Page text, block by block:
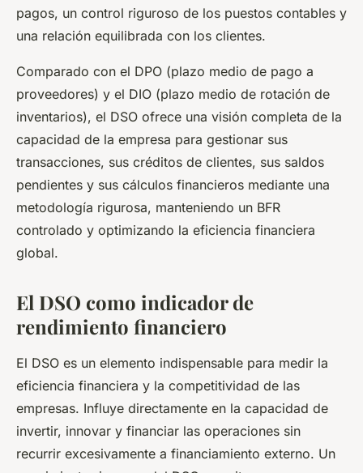
pagos, un control riguroso de los puestos contables y
una relación equilibrada con los clientes.
Comparado con el DPO (plazo medio de pago a
proveedores) y el DIO (plazo medio de rotación de
inventarios), el DSO ofrece una visión completa de la
capacidad de la empresa para gestionar sus
transacciones, sus créditos de clientes, sus saldos
pendientes y sus cálculos financieros mediante una
metodología rigurosa, manteniendo un BFR
controlado y optimizando la eficiencia financiera
global.
El DSO como indicador de
rendimiento financiero
El DSO es un elemento indispensable para medir la
eficiencia financiera y la competitividad de las
empresas. Influye directamente en la capacidad de
invertir, innovar y financiar las operaciones sin
recurrir excesivamente a financiamiento externo. Un